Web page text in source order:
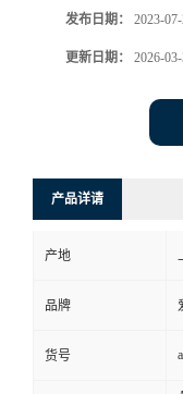
发布日期： 2023-
更新日期： 2026-
产品详请
产地
品牌
货号